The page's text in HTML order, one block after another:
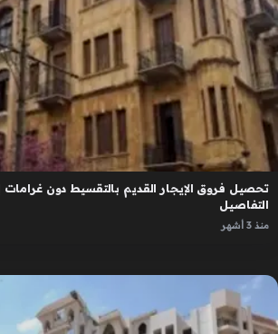
تحصيل فروق الإيجار القديم بالتقسيط دون
التفاصيل
منذ 3 أشهر